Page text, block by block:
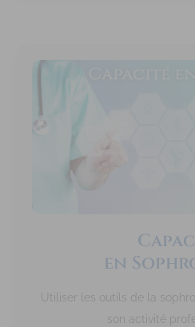
en
Utiliser les outils de la
son activité